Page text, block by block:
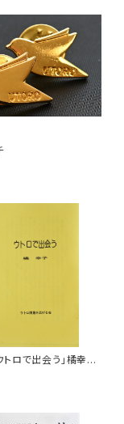
トロで出会う」橘幸子
を広げる会）